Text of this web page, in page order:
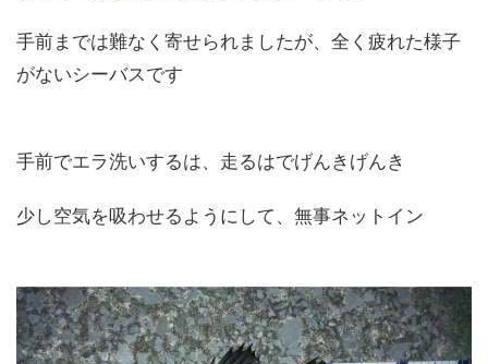
手前までは難なく寄せられましたが、全く疲れた様子
がないシーバスです
手前でエラ洗いするは、走るはでげんきげんき
少し空気を吸わせるようにして、無事ネットイン